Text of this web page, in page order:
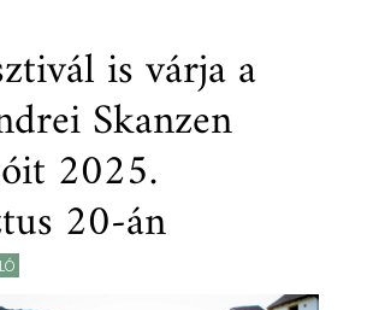
is várja a
Skanzen
2025.
20-án